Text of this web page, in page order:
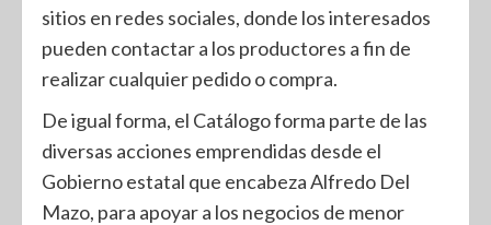
sitios en redes sociales, donde los interesados
pueden contactar a los productores a fin de
realizar cualquier pedido o compra.
De igual forma, el Catálogo forma parte de las
diversas acciones emprendidas desde el
Gobierno estatal que encabeza Alfredo Del
Mazo, para apoyar a los negocios de menor